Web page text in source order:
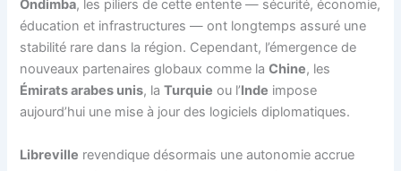
Ondimba, les piliers de cette entente — sécurité, économie,
éducation et infrastructures — ont longtemps assuré une
stabilité rare dans la région. Cependant, l’émergence de
nouveaux partenaires globaux comme laChine, les
Émirats arabes unis, laTurquie ou l’Inde impose
aujourd’hui une mise à jour des logiciels diplomatiques.
Libreville revendique désormais une autonomie accrue